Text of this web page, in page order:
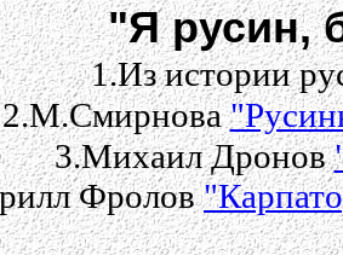
"Я русин,
1.Из истории
2.М.Смирнова
3.Михаил Дронов
Фролов